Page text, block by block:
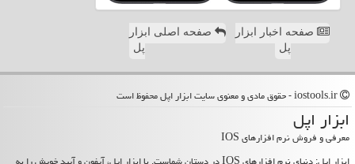
صفحه اخبار ابزار
پل
صفحه اصلی ابزار
پل
ابزار اپل
معرفی و فروش نرم افزارهای IOS